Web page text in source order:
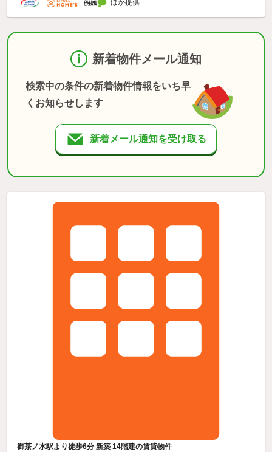
ほか提供
新着物件メール通知
検索中の条件の新着物件情報をいち早
くお知らせします
新着メール通知を受け取る
御茶ノ水駅より徒歩6分 新築 14階建の賃貸物件